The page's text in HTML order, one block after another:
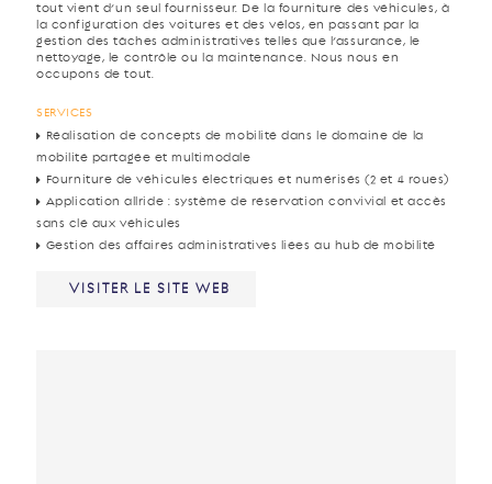
tout vient d’un seul fournisseur. De la fourniture des véhicules, à
la configuration des voitures et des vélos, en passant par la
gestion des tâches administratives telles que l’assurance, le
nettoyage, le contrôle ou la maintenance. Nous nous en
occupons de tout.
SERVICES
Réalisation de concepts de mobilité dans le domaine de la
mobilité partagée et multimodale
Fourniture de véhicules électriques et numérisés (2 et 4 roues)
Application allride : système de réservation convivial et accès
sans clé aux véhicules
Gestion des affaires administratives liées au hub de mobilité
VISITER LE SITE WEB